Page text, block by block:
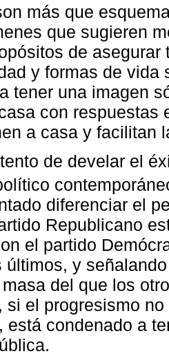
más que
que sugieren
de
y formas de vida
tener una imagen
con respuestas
a casa y facilitan
de develar el
diferenciar el
Republicano
el partido
últimos, y
del que los
si el progresismo
está condenado a